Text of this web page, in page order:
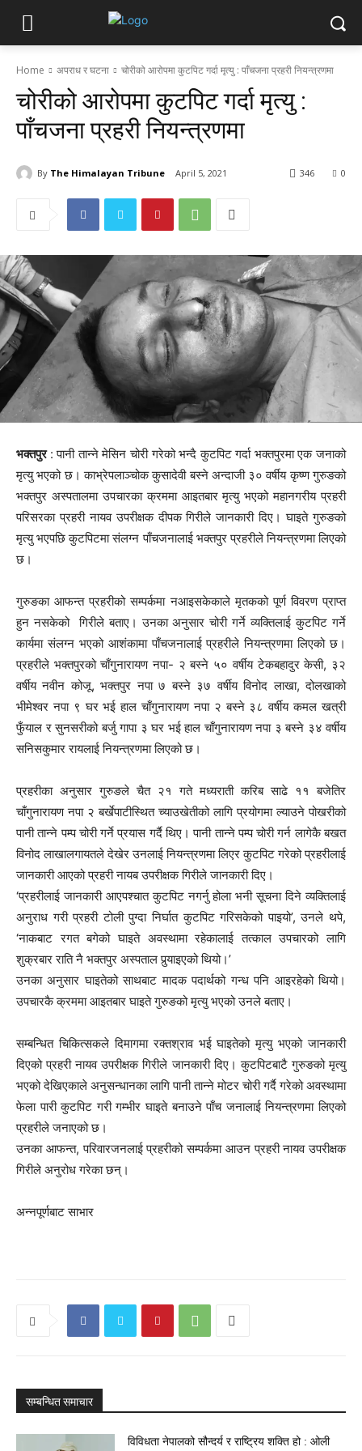
Home अपराध र घटना चोरीको आरोपमा कुटपिट गर्दा मृत्यु : पाँचजना प्रहरी नियन्त्रणमा
चोरीको आरोपमा कुटपिट गर्दा मृत्यु :
पाँचजना प्रहरी नियन्त्रणमा
By The Himalayan Tribune April 5, 2021 0
346
भक्तपुर : पानी तान्ने मेसिन चोरी गरेको भन्दै कुटपिट गर्दा भक्तपुरमा एक जनाको
मृत्यु भएको छ। काभ्रेपलाञ्चोक कुसादेवी बस्ने अन्दाजी ३० वर्षीय कृष्ण गुरुङको
भक्तपुर अस्पतालमा उपचारका क्रममा आइतबार मृत्यु भएको महानगरीय प्रहरी
परिसरका प्रहरी नायव उपरीक्षक दीपक गिरीले जानकारी दिए। घाइते गुरुङको
मृत्यु भएपछि कुटपिटमा संलग्न पाँचजनालाई भक्तपुर प्रहरीले नियन्त्रणमा लिएको
छ।
गुरुङका आफन्त प्रहरीको सम्पर्कमा नआइसकेकाले मृतकको पूर्ण विवरण प्राप्त
हुन नसकेको गिरीले बताए। उनका अनुसार चोरी गर्ने व्यक्तिलाई कुटपिट गर्ने
कार्यमा संलग्न भएको आशंकामा पाँचजनालाई प्रहरीले नियन्त्रणमा लिएको छ।
प्रहरीले भक्तपुरको चाँगुनारायण नपा- २ बस्ने ५० वर्षीय टेकबहादुर केसी, ३२
वर्षीय नवीन कोजू, भक्तपुर नपा ७ बस्ने ३७ वर्षीय विनोद लाखा, दोलखाको
भीमेश्वर नपा ९ घर भई हाल चाँगुनारायण नपा २ बस्ने ३८ वर्षीय कमल खत्री
फुँयाल र सुनसरीको बर्जु गापा ३ घर भई हाल चाँगुनारायण नपा ३ बस्ने ३४ वर्षीय
सनिसकुमार रायलाई नियन्त्रणमा लिएको छ।
प्रहरीका अनुसार गुरुङले चैत २१ गते मध्यराती करिब साढे ११ बजेतिर
चाँगुनारायण नपा २ बर्खेपाटीस्थित च्याउखेतीको लागि प्रयोगमा ल्याउने पोखरीको
पानी तान्ने पम्प चोरी गर्ने प्रयास गर्दै थिए। पानी तान्ने पम्प चोरी गर्न लागेकै बखत
विनोद लाखालगायतले देखेर उनलाई नियन्त्रणमा लिएर कुटपिट गरेको प्रहरीलाई
जानकारी आएको प्रहरी नायब उपरीक्षक गिरीले जानकारी दिए।
‘प्रहरीलाई जानकारी आएपश्चात कुटपिट नगर्नु होला भनी सूचना दिने व्यक्तिलाई
अनुराध गरी प्रहरी टोली पुग्दा निर्घात कुटपिट गरिसकेको पाइयो’, उनले थपे,
‘नाकबाट रगत बगेको घाइते अवस्थामा रहेकालाई तत्काल उपचारको लागि
शुक्रबार राति नै भक्तपुर अस्पताल पुर्‍याइएको थियो।’
उनका अनुसार घाइतेको साथबाट मादक पदार्थको गन्ध पनि आइरहेको थियो।
उपचारकै क्रममा आइतबार घाइते गुरुङको मृत्यु भएको उनले बताए।
सम्बन्धित चिकित्सकले दिमागमा रक्तश्राव भई घाइतेको मृत्यु भएको जानकारी
दिएको प्रहरी नायव उपरीक्षक गिरीले जानकारी दिए। कुटपिटबाटै गुरुङको मृत्यु
भएको देखिएकाले अनुसन्धानका लागि पानी तान्ने मोटर चोरी गर्दै गरेको अवस्थामा
फेला पारी कुटपिट गरी गम्भीर घाइते बनाउने पाँच जनालाई नियन्त्रणमा लिएको
प्रहरीले जनाएको छ।
उनका आफन्त, परिवारजनलाई प्रहरीको सम्पर्कमा आउन प्रहरी नायव उपरीक्षक
गिरीले अनुरोध गरेका छन्।
अन्नपूर्णबाट साभार
सम्बन्धित समाचार
विविधता नेपालको सौन्दर्य र राष्ट्रिय शक्ति हो : ओली